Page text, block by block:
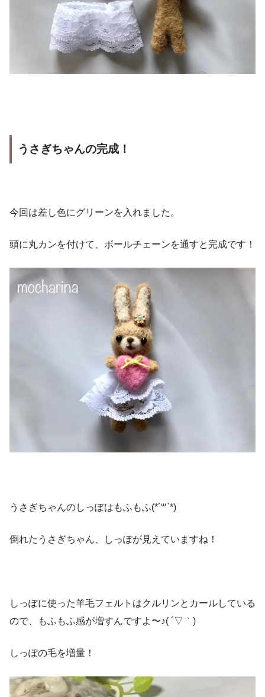
うさぎちゃんの完成！
今回は差し色にグリーンを入れました。
頭に丸カンを付けて、ボールチェーンを通すと完成です！
うさぎちゃんのしっぽはもふもふ(*´꒳`*)
倒れたうさぎちゃん、しっぽが見えていますね！
しっぽに使った羊毛フェルトはクルリンとカールしている
ので、もふもふ感が増すんですよ〜♪( ´▽｀)
しっぽの毛を増量！